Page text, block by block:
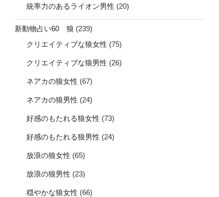
統率力のあるライオン男性 (20)
新動物占い60 狼 (239)
クリエイティブな狼女性 (75)
クリエイティブな狼男性 (26)
ネアカの狼女性 (67)
ネアカの狼男性 (24)
好感のもたれる狼女性 (73)
好感のもたれる狼男性 (24)
放浪の狼女性 (65)
放浪の狼男性 (23)
穏やかな狼女性 (66)